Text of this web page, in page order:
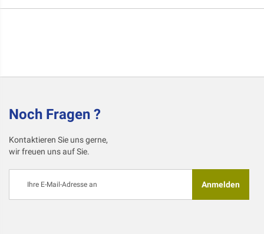
Noch Fragen ?
Kontaktieren Sie uns gerne,
wir freuen uns auf Sie.
sich
Anmelden